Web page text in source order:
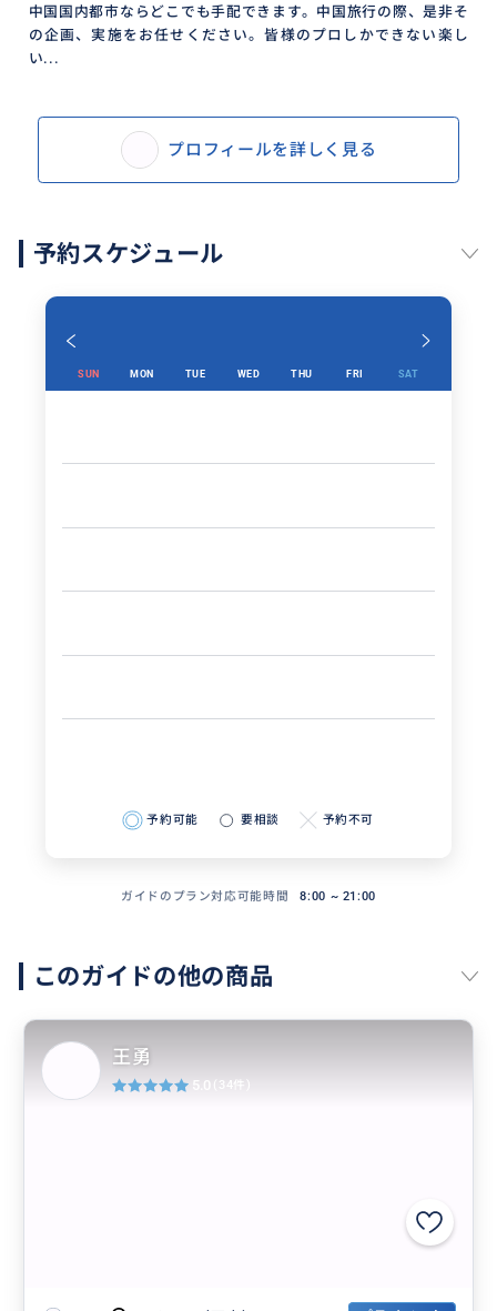
中国国内都市ならどこでも手配できます。中国旅行の際、是非そ
の企画、実施をお任せください。皆様のプロしかできない楽し
い...
プロフィールを詳しく見る
予約スケジュール
SUN MON TUE WED THU FRI SAT
予約可能 要相談 予約不可
ガイドのプラン対応可能時間 8:00 ~ 21:00
このガイドの他の商品
王勇
5.0 (34件)